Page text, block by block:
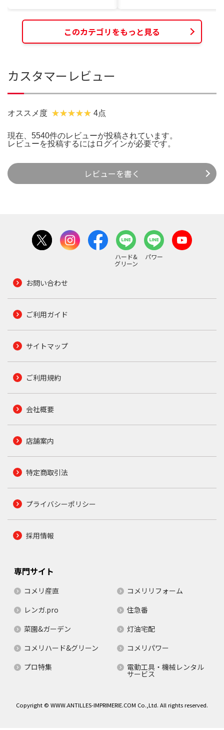
このカテゴリをもっと見る
カスタマーレビュー
オススメ度 4点
現在、5540件のレビューが投稿されています。
レビューを投稿するには ログインが必要です。
レビューを書く
ハード&
グリーン
パワー
お問い合わせ
ご利用ガイド
サイトマップ
ご利用規約
会社概要
店舗案内
特定商取引法
プライバシーポリシー
採用情報
専門サイト
コメリ産直
コメリリフォーム
レンガ.pro
住急番
菜園&ガーデン
灯油宅配
コメリハード&グリーン
コメリパワー
プロ特集
電動工具・機械レンタル
サービス
Copyright © WWW.ANTILLES-IMPRIMERIE.COM Co.,Ltd. All rights reserved.